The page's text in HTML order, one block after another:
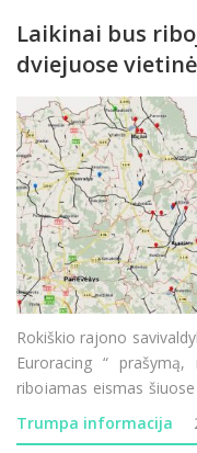
Laikinai bus
dviejuose
Rokiškio rajono
Euroracing “
ribojamas eismas
199 „Močiekiai–Pagada“
Trumpa informacija